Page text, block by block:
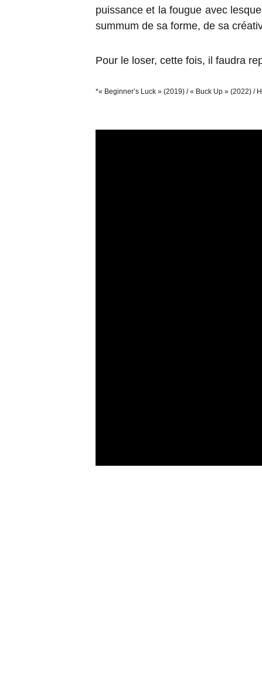
puissance et la fougue avec
summum de sa forme, de sa
Pour le loser, cette fois, il faudra
*« Beginner’s Luck » (2019) / « Buck Up » (2022) /